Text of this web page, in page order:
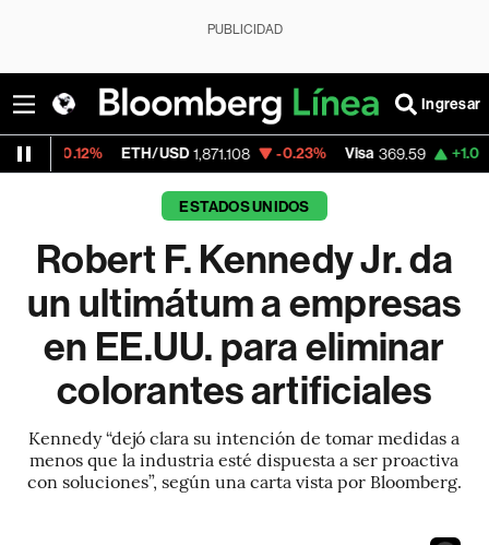
PUBLICIDAD
Ingresar
ETH/USD 1,871.108 -0.23% Visa 369.59 +1.07%
ESTADOS UNIDOS
Robert F. Kennedy Jr. da
un ultimátum a empresas
en EE.UU. para eliminar
colorantes artificiales
Kennedy “dejó clara su intención de tomar medidas a
menos que la industria esté dispuesta a ser proactiva
con soluciones”, según una carta vista por Bloomberg.